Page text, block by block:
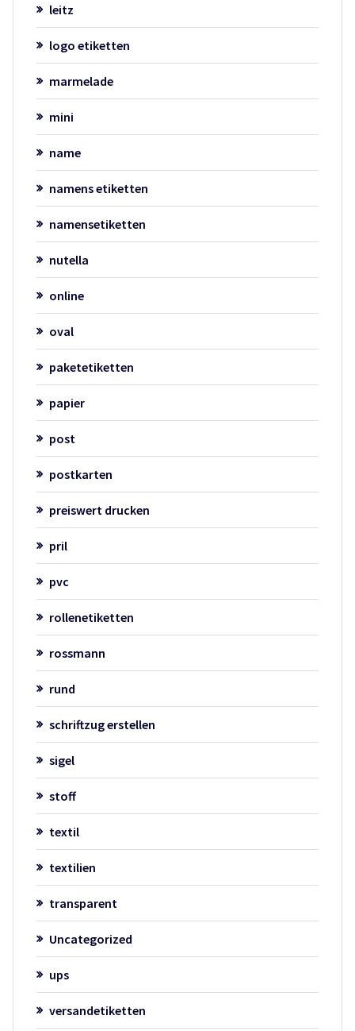
leitz
logo etiketten
marmelade
mini
name
namens etiketten
namensetiketten
nutella
online
oval
paketetiketten
papier
post
postkarten
preiswert drucken
pril
pvc
rollenetiketten
rossmann
rund
schriftzug erstellen
sigel
stoff
textil
textilien
transparent
Uncategorized
ups
versandetiketten